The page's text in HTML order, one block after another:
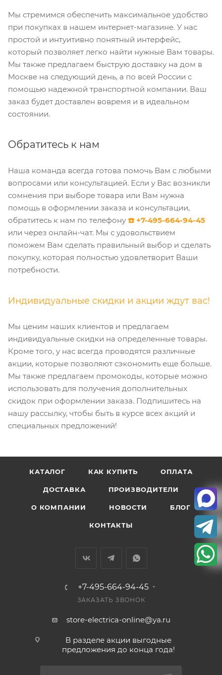
Мы стремимся обеспечить максимальное удобство
при покупках в нашем интернет-магазине. У нас
простой и интуитивно понятный интерфейс,
который позволяет легко найти нужные Вам товары.
Мы также предлагаем быструю доставку на дом в
Москве на следующий день, а по всей России с
помощью надежной транспортной компании. Ваш
заказ будет доставлен вовремя и в идеальном
состоянии.
Обратитесь к нам
Наша команда всегда готова помочь Вам с любыми
вопросами или консультацией. Если у Вас возникли
сомнения при выборе товара или Вам нужна
помощь в оформлении заказа и консультации,
обратитесь к нам по телефону ☎️ +7-495-664-94-45
или через онлайн-чат. Мы с удовольствием
поможем Вам сделать правильный выбор и сделать
покупку, которая полностью удовлетворит Ваши
потребности.
Индивидуальные скидки и акции ждут вас!
Мы ценим наших клиентов и предлагаем
индивидуальные скидки на определенные товары.
Кроме того, у нас всегда проводятся различные
акции, которые позволяют сэкономить еще больше.
Мы также предлагаем промокоды, которые можно
использовать для получения дополнительных
скидок при оформлении заказа. Подпишитесь на
нашу рассылку, чтобы быть в курсе всех акций и
специальных предложений!
КАТАЛОГ КАК КУПИТЬ ОПЛАТА
ДОСТАВКА ПРОИЗВОДИТЕЛИ
О КОМПАНИИ НОВОСТИ БЛОГ
КОНТАКТЫ
+7-495-664-94-45
ЗАКАЗАТЬ ЗВОНОК
store-electrica-online@ya.ru
В разделе акции выгодные
предложения до конца года!